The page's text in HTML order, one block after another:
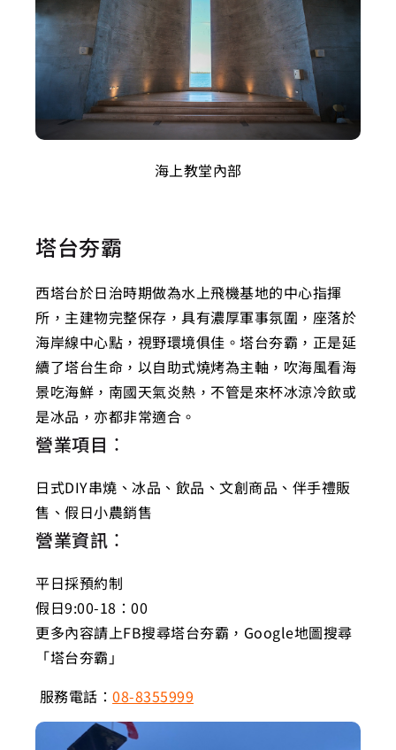
海上教堂內部
塔台夯霸
西塔台於日治時期做為水上飛機基地的中心指揮
所，主建物完整保存，具有濃厚軍事氛圍，座落於
海岸線中心點，視野環境俱佳。塔台夯霸，正是延
續了塔台生命，以自助式燒烤為主軸，吹海風看海
景吃海鮮，南國天氣炎熱，不管是來杯冰涼冷飲或
是冰品，亦都非常適合。
營業項目：
日式DIY串燒、冰品、飲品、文創商品、伴手禮販
售、假日小農銷售
營業資訊：
平日採預約制
假日9:00-18：00
更多內容請上FB搜尋塔台夯霸，Google地圖搜尋
「塔台夯霸」
服務電話： 08-8355999